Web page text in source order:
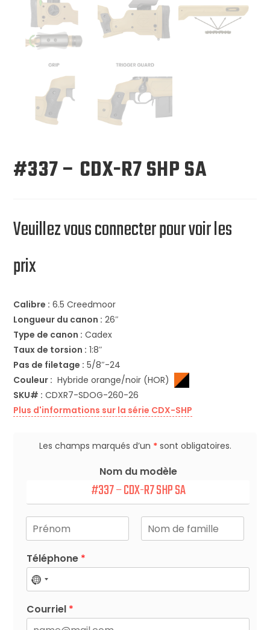
#337 – CDX-R7 SHP SA
Veuillez vous connecter pour voir les
prix
Calibre : 6.5 Creedmoor
Longueur du canon : 26″
Type de canon : Cadex
Taux de torsion : 1:8″
Pas de filetage : 5/8″-24
Couleur : Hybride orange/noir (HOR)
SKU# : CDXR7-SDOG-260-26
Plus d'informations sur la série CDX-SHP
Les champs marqués d’un *sont obligatoires.
Nom du modèle
P
s
o
n
n
e
d
r
é
m
Téléphone *
Courriel *